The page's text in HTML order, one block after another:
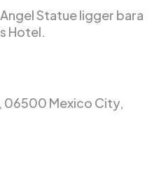
Statue ligger bara
Hotel.
06500 Mexico City,